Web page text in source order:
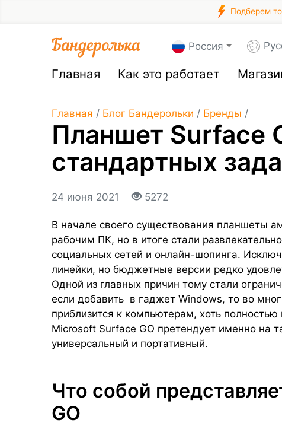
Подберем
Россия
Главная Как это работает
Главная / Блог Бандерольки / Бренды /
Планшет Surface
стандартных
24 июня 2021 5272
В начале своего существования планшеты
рабочим ПК, но в итоге стали
социальных сетей и онлайн-шопинга.
линейки, но бюджетные версии редко
Одной из главных причин тому стали
если добавить в гаджет Windows, то во
приблизится к компьютерам, хоть
Microsoft Surface GO претендует именно на
универсальный и портативный.
Что собой
GO